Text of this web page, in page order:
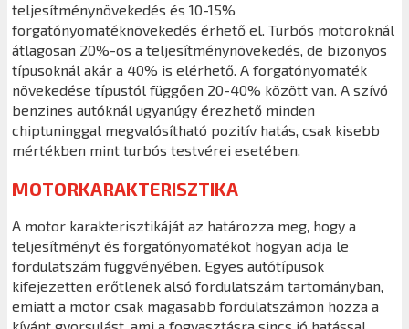
teljesítménynövekedés és 10-15%
forgatónyomatéknövekedés érhető el. Turbós motoroknál
átlagosan 20%-os a teljesítménynövekedés, de bizonyos
típusoknál akár a 40% is elérhető. A forgatónyomaték
növekedése típustól függően 20-40% között van. A szívó
benzines autóknál ugyanúgy érezhető minden
chiptuninggal megvalósítható pozitív hatás, csak kisebb
mértékben mint turbós testvérei esetében.
MOTORKARAKTERISZTIKA
A motor karakterisztikáját az határozza meg, hogy a
teljesítményt és forgatónyomatékot hogyan adja le
fordulatszám függvényében. Egyes autótípusok
kifejezetten erőtlenek alsó fordulatszám tartományban,
emiatt a motor csak magasabb fordulatszámon hozza a